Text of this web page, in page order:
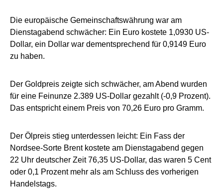
Die europäische Gemeinschaftswährung war am
Dienstagabend schwächer: Ein Euro kostete 1,0930 US-
Dollar, ein Dollar war dementsprechend für 0,9149 Euro
zu haben.
Der Goldpreis zeigte sich schwächer, am Abend wurden
für eine Feinunze 2.389 US-Dollar gezahlt (-0,9 Prozent).
Das entspricht einem Preis von 70,26 Euro pro Gramm.
Der Ölpreis stieg unterdessen leicht: Ein Fass der
Nordsee-Sorte Brent kostete am Dienstagabend gegen
22 Uhr deutscher Zeit 76,35 US-Dollar, das waren 5 Cent
oder 0,1 Prozent mehr als am Schluss des vorherigen
Handelstags.